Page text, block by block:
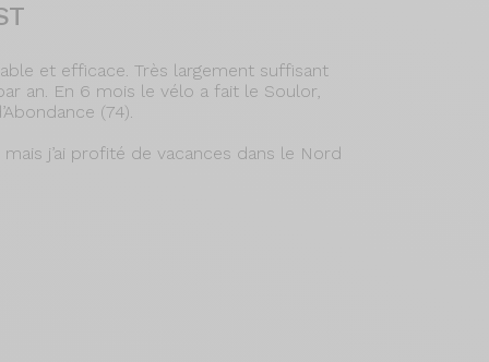
et efficace. Très largement suffisant
an. En 6 mois le vélo a fait le Soulor,
(74).
j’ai profité de vacances dans le Nord